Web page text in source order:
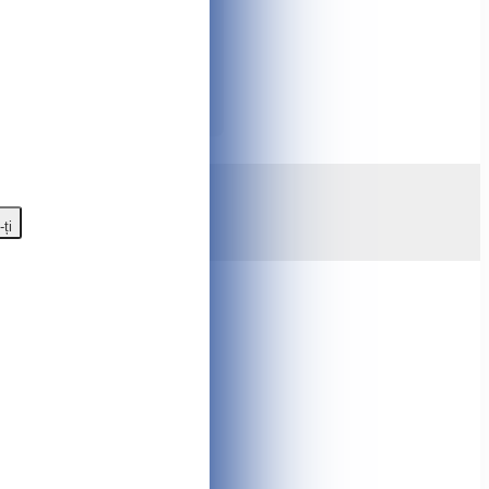
piață, accesorii și
posibilitatea de a pune o
orice întrebare care vă
ți